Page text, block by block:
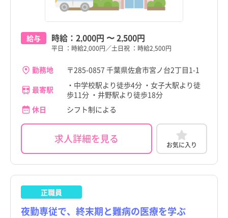
給与 時給： 2,000円 〜2,500円
平日 ：時給2,000円／土日祝 ：時給2,500円
勤務地
〒285-0857 千葉県佐倉市宮ノ台2丁目1-1
最寄駅
・中学校駅より徒歩4分 ・女子大駅より徒
歩11分 ・井野駅より徒歩18分
休日
シフト制による
求人詳細を見る お気に入り
正職員
夜勤専従で、終末期と難病の医療を学ぶ